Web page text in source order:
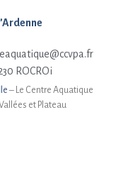
ROCROi
– Le Centre Aquatique
et Plateau